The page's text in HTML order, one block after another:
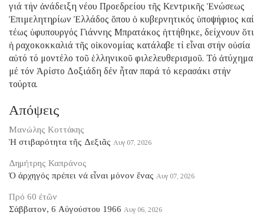
γιά τήν ἀνάδειξη νέου Προεδρείου τῆς Κεντρικῆς Ἑνώσεως
Ἐπιμελητηρίων Ἑλλάδος ὅπου ὁ κυβερνητικός ὑποψήφιος καί
τέως ὑφυπουργός Γιάννης Μπρατάκος ἡττήθηκε, δείχνουν ὅτι
ἡ ραχοκοκκαλιά τῆς οἰκονομίας κατάλαβε τί εἶναι στήν οὐσία
αὐτό τό μοντέλο τοῦ ἑλληνικοῦ φιλελευθερισμοῦ. Τό ἀτύχημα
μέ τόν Ἀρίστο Δοξιάδη δέν ἦταν παρά τό κερασάκι στήν
τούρτα.
Απόψεις
Μανώλης Κοττάκης
Ἡ στιβαρότητα τῆς Δεξιᾶς Αυγ 07, 2026
Δημήτρης Καπράνος
Ὁ ἀρχηγός πρέπει νά εἶναι μόνον ἕνας Αυγ 07, 2026
Πρό 60 ἐτῶν
Σάββατον, 6 Αὐγούστου 1966 Αυγ 06, 2026